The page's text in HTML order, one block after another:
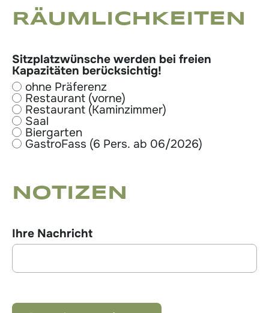
RÄUMLICHKEITEN
Sitzplatzwünsche werden bei freien
Kapazitäten berücksichtig!
ohne Präferenz
Restaurant (vorne)
Restaurant (Kaminzimmer)
Saal
Biergarten
GastroFass (6 Pers. ab 06/2026)
NOTIZEN
Ihre Nachricht